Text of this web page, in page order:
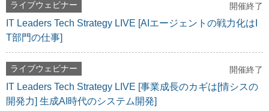
ライブウェビナー 開催終了
IT Leaders Tech Strategy LIVE [AIエージェントの戦力化はI
T部門の仕事]
ライブウェビナー 開催終了
IT Leaders Tech Strategy LIVE [事業成長のカギは[情シスの
開発力] 生成AI時代のシステム開発]